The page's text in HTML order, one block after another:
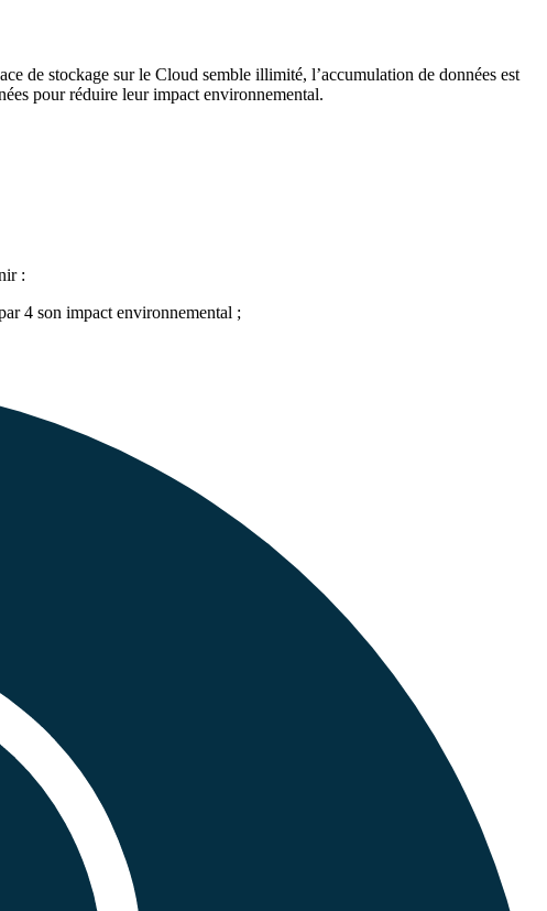
de stockage sur le Cloud semble illimité, l’accumulation de données est
pour réduire leur impact environnemental.
:
4 son impact environnemental ;